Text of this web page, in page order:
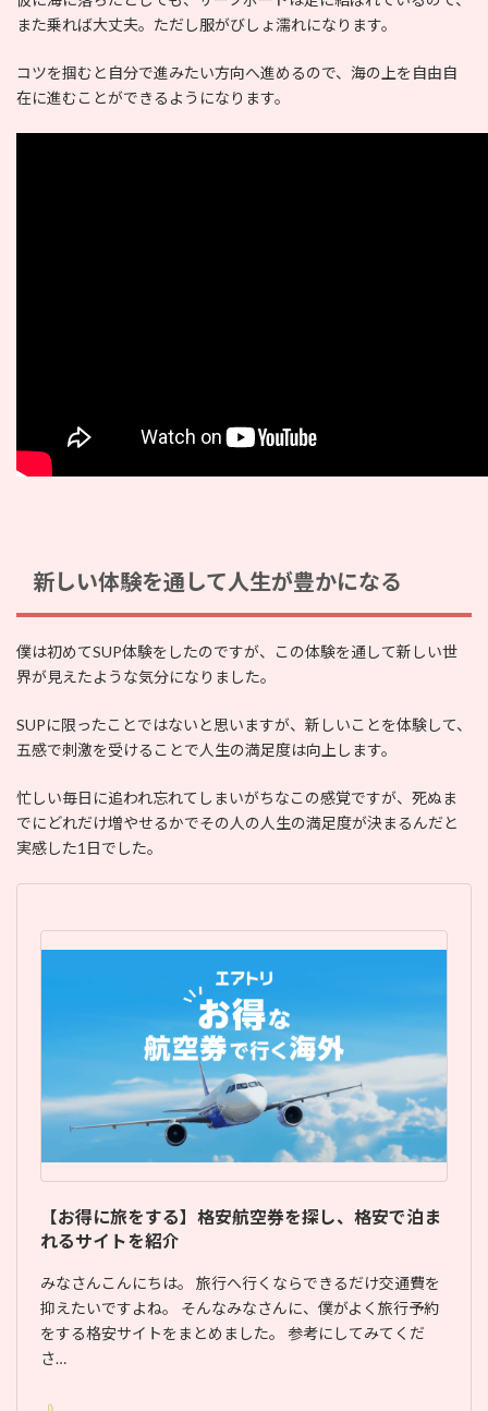
また乗れば大丈夫。ただし服がびしょ濡れになります。
コツを掴むと自分で進みたい方向へ進めるので、海の上を自由自
在に進むことができるようになります。
新しい体験を通して人生が豊かになる
僕は初めてSUP体験をしたのですが、この体験を通して新しい世
界が見えたような気分になりました。
SUPに限ったことではないと思いますが、新しいことを体験して、
五感で刺激を受けることで人生の満足度は向上します。
忙しい毎日に追われ忘れてしまいがちなこの感覚ですが、死ぬま
でにどれだけ増やせるかでその人の人生の満足度が決まるんだと
実感した1日でした。
【お得に旅をする】格安航空券を探し、格安で泊ま
れるサイトを紹介
みなさんこんにちは。 旅行へ行くならできるだけ交通費を
抑えたいですよね。 そんなみなさんに、僕がよく旅行予約
をする格安サイトをまとめました。 参考にしてみてくだ
さ…